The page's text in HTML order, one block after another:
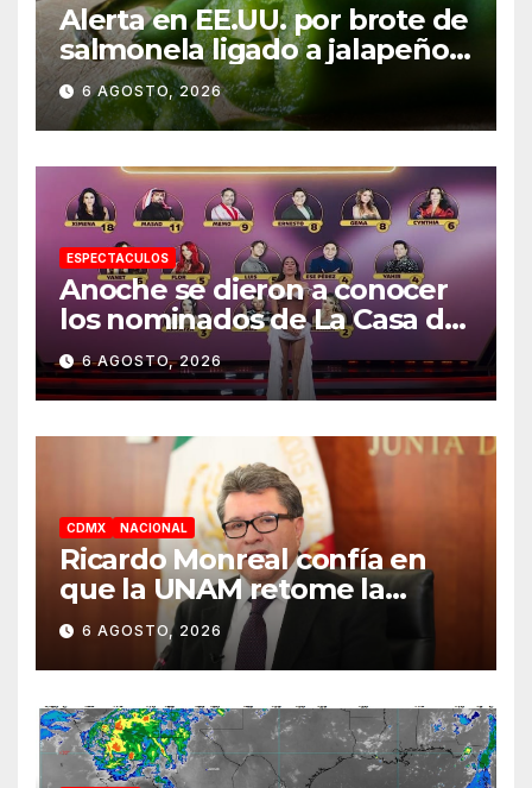
Alerta en EE.UU. por brote de
salmonela ligado a jalapeños
mexicanos; reportan 345
casos
6 AGOSTO, 2026
ESPECTACULOS
Anoche se dieron a conocer
los nominados de La Casa de
los Famosos México 2026 en
la segunda semana
6 AGOSTO, 2026
CDMX NACIONAL
Ricardo Monreal confía en
que la UNAM retome la
normalidad e inicie el
semestre mediante el
diálogo
6 AGOSTO, 2026